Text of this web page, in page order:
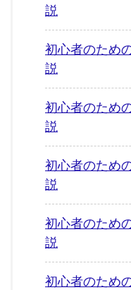
説
初心者のため
説
初心者のた
説
初心者のた
説
初心者のた
説
初心者のた